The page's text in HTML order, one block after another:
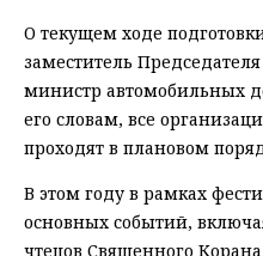
О текущем ходе
заместитель
министр автомобильных
его словам, все
проходят в плановом
В этом году в рамках
основных событий,
чтецов Священного